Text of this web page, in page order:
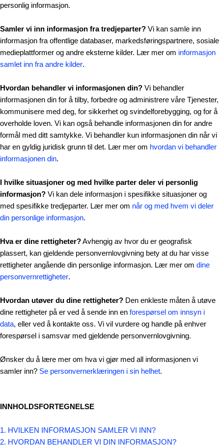
personlig informasjon.
Samler vi inn informasjon fra tredjeparter? Vi kan samle inn
informasjon fra offentlige databaser, markedsføringspartnere, sosiale
medieplattformer og andre eksterne kilder. Lær mer om informasjon
samlet inn fra andre kilder.
Hvordan behandler vi informasjonen din? Vi behandler
informasjonen din for å tilby, forbedre og administrere våre Tjenester,
kommunisere med deg, for sikkerhet og svindelforebygging, og for å
overholde loven. Vi kan også behandle informasjonen din for andre
formål med ditt samtykke. Vi behandler kun informasjonen din når vi
har en gyldig juridisk grunn til det. Lær mer om hvordan vi behandler
informasjonen din.
I hvilke situasjoner og med hvilke parter deler vi personlig
informasjon? Vi kan dele informasjon i spesifikke situasjoner og
med spesifikke tredjeparter. Lær mer om når og med hvem vi deler
din personlige informasjon.
Hva er dine rettigheter?Avhengig av hvor du er geografisk
plassert, kan gjeldende personvernlovgivning bety at du har visse
rettigheter angående din personlige informasjon. Lær mer om dine
personvernrettigheter.
Hvordan utøver du dine rettigheter? Den enkleste måten å utøve
dine rettigheter på er ved å sende inn en forespørsel om innsyn i
data, eller ved å kontakte oss. Vi vil vurdere og handle på enhver
forespørsel i samsvar med gjeldende personvernlovgivning.
Ønsker du å lære mer om hva vi gjør med all informasjonen vi
samler inn? Se personvernerklæringen i sin helhet.
INNHOLDSFORTEGNELSE
1. HVILKEN INFORMASJON SAMLER VI INN?
2. HVORDAN BEHANDLER VI DIN INFORMASJON?